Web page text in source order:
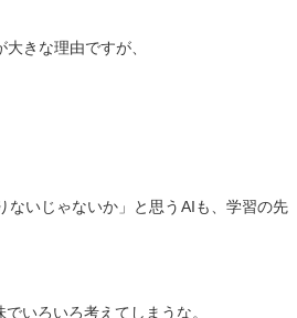
含まれているようだし、様々な電気へ
きな理由ですが、
ないじゃないか」と思うAIも、学習の先
いろいろ考えてしまうな。